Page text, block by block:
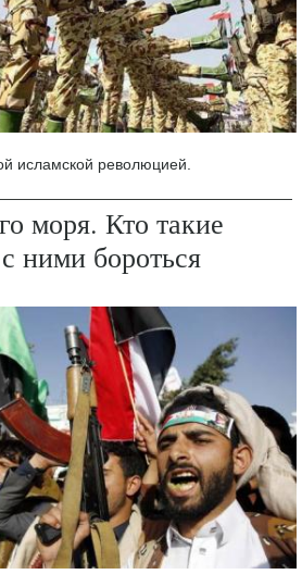
исламской революцией.
моря. Кто такие
ними бороться